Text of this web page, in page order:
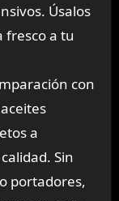
Úsalos
fresco a tu
con
a
Sin
portadores,